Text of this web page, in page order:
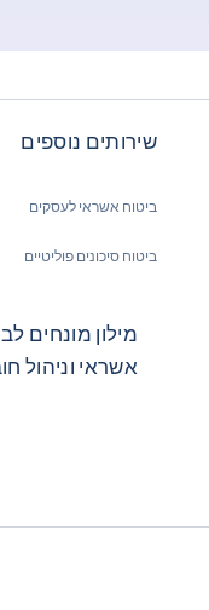
שירותים נוספים
ביטוח אשראי לעסקים
ביטוח סיכונים פוליטיים
מילון מונחים
אשראי וניהול